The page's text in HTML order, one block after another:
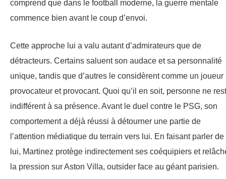
comprend que dans le football moderne, la guerre mentale
commence bien avant le coup d’envoi.
Cette approche lui a valu autant d’admirateurs que de
détracteurs. Certains saluent son audace et sa personnalité
unique, tandis que d’autres le considèrent comme un joueur
provocateur et provocant. Quoi qu’il en soit, personne ne
indifférent à sa présence. Avant le duel contre le PSG, son
comportement a déjà réussi à détourner une partie de
l’attention médiatique du terrain vers lui. En faisant parler de
lui, Martinez protège indirectement ses coéquipiers et
la pression sur Aston Villa, outsider face au géant parisien.